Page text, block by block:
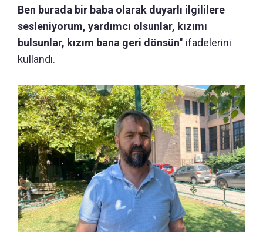
Ben burada bir baba olarak duyarlı ilgililere
sesleniyorum, yardımcı olsunlar, kızımı
bulsunlar, kızım bana geri dönsün" ifadelerini
kullandı.